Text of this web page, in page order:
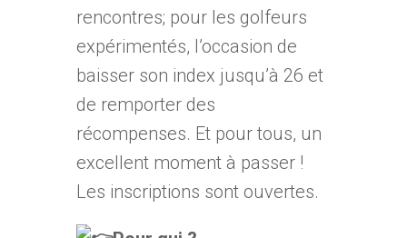
rencontres; pour les golfeurs
expérimentés, l’occasion de
baisser son index jusqu’à 26 et
de remporter des
récompenses. Et pour tous, un
excellent moment à passer !
Les inscriptions sont ouvertes.